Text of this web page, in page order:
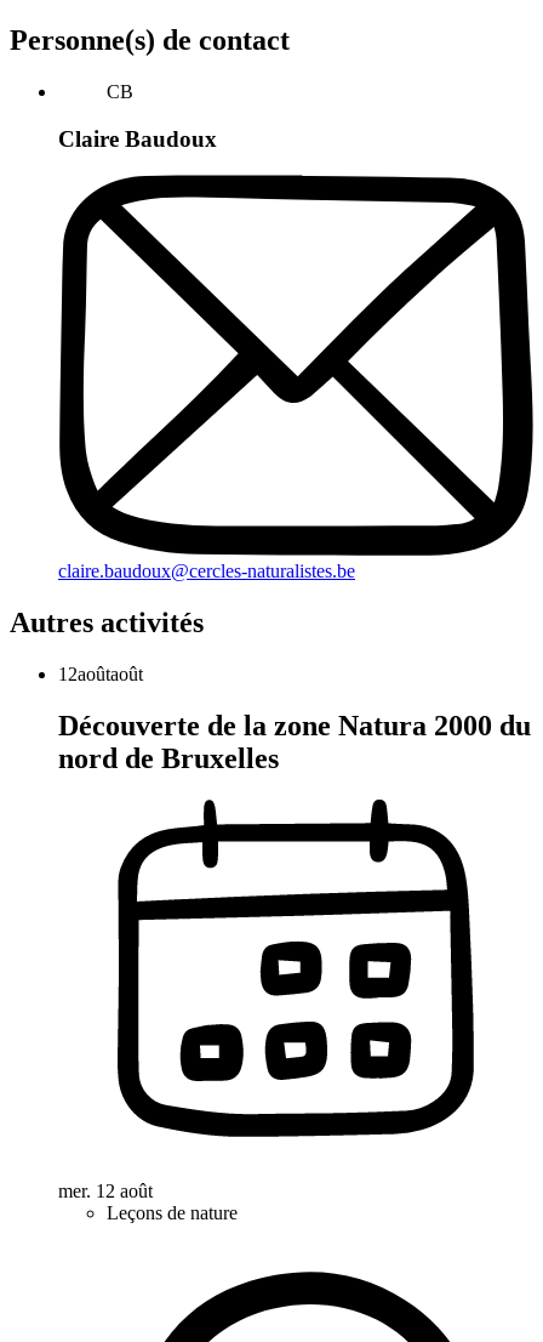
Personne(s) de contact
CB
Claire Baudoux
claire.baudoux@cercles-naturalistes.be
Autres activités
12aoûtaoût
Découverte de la zone Natura 2000 du
nord de Bruxelles
mer. 12 août
Leçons de nature